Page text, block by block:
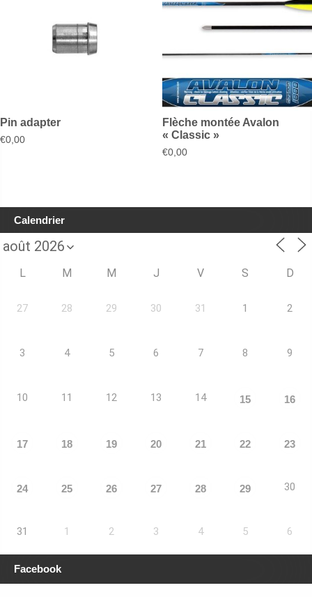
Pin adapter
€0,00
Flèche montée Avalon
« Classic »
€0,00
Calendrier
L M M J V S D
27 28 29 30 31 1 2
3 4 5 6 7 8 9
10 11 12 13 14 15 16
17 18 19 20 21 22 23
24 25 26 27 28 29 30
31 1 2 3 4 5 6
Facebook